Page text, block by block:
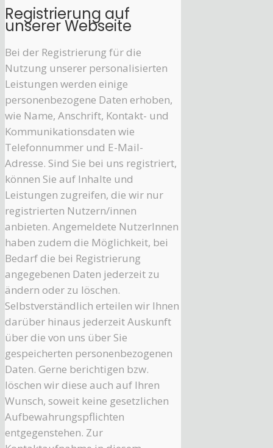
Registrierung auf
unserer Webseite
Bei der Registrierung für die
Nutzung unserer personalisierten
Leistungen werden einige
personenbezogene Daten erhoben,
wie Name, Anschrift, Kontakt- und
Kommunikationsdaten wie
Telefonnummer und E-Mail-
Adresse. Sind Sie bei uns registriert,
können Sie auf Inhalte und
Leistungen zugreifen, die wir nur
registrierten Nutzern/innen
anbieten. Angemeldete NutzerInnen
haben zudem die Möglichkeit, bei
Bedarf die bei Registrierung
angegebenen Daten jederzeit zu
ändern oder zu löschen.
Selbstverständlich erteilen wir Ihnen
darüber hinaus jederzeit Auskunft
über die von uns über Sie
gespeicherten personenbezogenen
Daten. Gerne berichtigen bzw.
löschen wir diese auch auf Ihren
Wunsch, soweit keine gesetzlichen
Aufbewahrungspflichten
entgegenstehen. Zur